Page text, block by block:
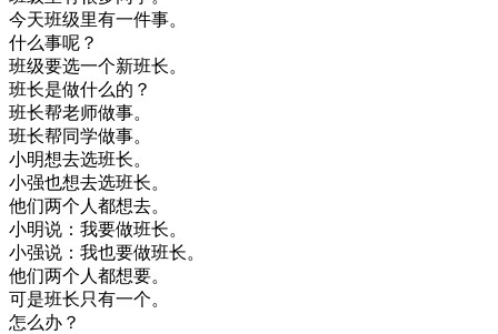
今天班级里有一件事。
什么事呢 ？
班级要选一个新班长。
班长是做什么的 ？
班长帮老师做事。
班长帮同学做事。
小明想去选班长。
小强也想去选班长。
他们两个人都想去。
小明说 ： 我要做班长。
小强说 ： 我也要做班长。
他们两个人都想要。
可是班长只有一个。
怎么办 ？